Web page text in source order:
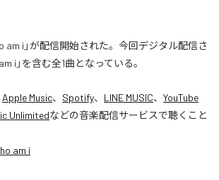
am i」が配信開始された。今回デジタル配信さ
i」を含む全1曲となっている。
Apple Music、 Spotify、 LINE MUSIC、 YouTube
Unlimitedなどの音楽配信サービスで聴くこと
am i